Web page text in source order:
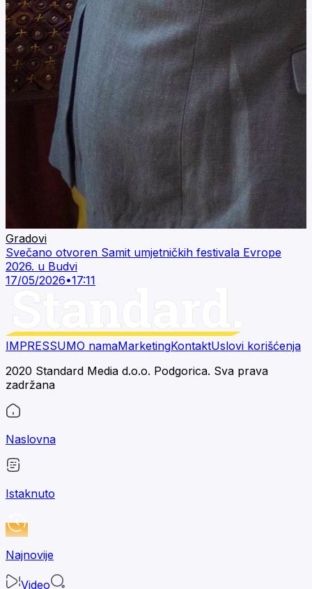
Gradovi
Svečano otvoren Samit umjetničkih festivala Evrope
2026. u Budvi
17/05/2026•17:11
IMPRESSUMO namaMarketingKontaktUslovi korišćenja
2020 Standard Media d.o.o. Podgorica. Sva prava
zadržana
Naslovna
Istaknuto
Najnovije
Video